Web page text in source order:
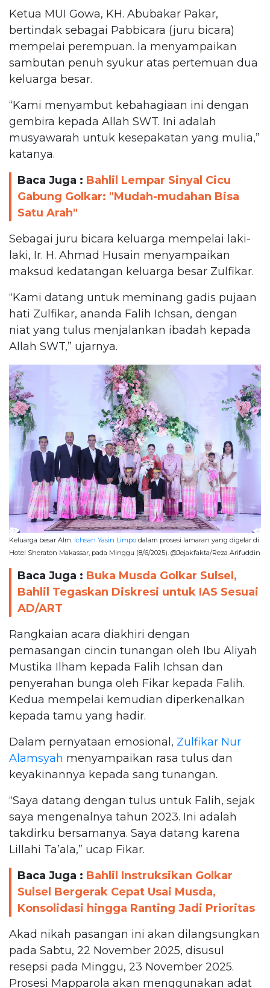
Ketua MUI Gowa, KH. Abubakar Pakar,
bertindak sebagai Pabbicara (juru bicara)
mempelai perempuan. Ia menyampaikan
sambutan penuh syukur atas pertemuan dua
keluarga besar.
“Kami menyambut kebahagiaan ini dengan
gembira kepada Allah SWT. Ini adalah
musyawarah untuk kesepakatan yang mulia,”
katanya.
Baca Juga : Bahlil Lempar Sinyal Cicu
Gabung Golkar: "Mudah-mudahan Bisa
Satu Arah"
Sebagai juru bicara keluarga mempelai laki-
laki, Ir. H. Ahmad Husain menyampaikan
maksud kedatangan keluarga besar Zulfikar.
“Kami datang untuk meminang gadis pujaan
hati Zulfikar, ananda Falih Ichsan, dengan
niat yang tulus menjalankan ibadah kepada
Allah SWT,” ujarnya.
Keluarga besar Alm. Ichsan Yasin Limpo dalam prosesi lamaran yang digelar di
Hotel Sheraton Makassar, pada Minggu (8/6/2025). @Jejakfakta/Reza Arifuddin
Baca Juga : Buka Musda Golkar Sulsel,
Bahlil Tegaskan Diskresi untuk IAS Sesuai
AD/ART
Rangkaian acara diakhiri dengan
pemasangan cincin tunangan oleh Ibu Aliyah
Mustika Ilham kepada Falih Ichsan dan
penyerahan bunga oleh Fikar kepada Falih.
Kedua mempelai kemudian diperkenalkan
kepada tamu yang hadir.
Dalam pernyataan emosional, Zulfikar Nur
Alamsyah menyampaikan rasa tulus dan
keyakinannya kepada sang tunangan.
“Saya datang dengan tulus untuk Falih, sejak
saya mengenalnya tahun 2023. Ini adalah
takdirku bersamanya. Saya datang karena
Lillahi Ta’ala,” ucap Fikar.
Baca Juga : Bahlil Instruksikan Golkar
Sulsel Bergerak Cepat Usai Musda,
Konsolidasi hingga Ranting Jadi Prioritas
Akad nikah pasangan ini akan dilangsungkan
pada Sabtu, 22 November 2025, disusul
resepsi pada Minggu, 23 November 2025.
Prosesi Mapparola akan menggunakan adat